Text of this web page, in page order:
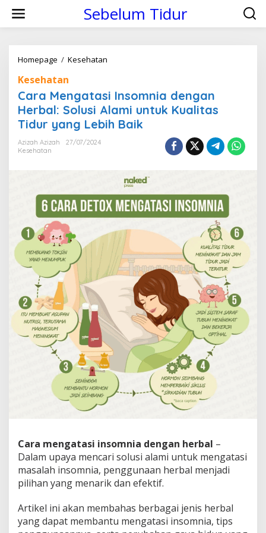
i
Sebelum Tidur
Homepage / Kesehatan
a
M
e
n
I
n
s
o
m
a
g
a
H
e
r
a
l
l
u
s
i
A
a
m
i
Kesehatan
Cara Mengatasi Insomnia dengan
Herbal: Solusi Alami untuk Kualitas
Tidur yang Lebih Baik
Azizah Azizah
27/07/2024
Kesehatan
Cara mengatasi insomnia dengan herbal –
Dalam upaya mencari solusi alami untuk mengatasi
masalah insomnia, penggunaan herbal menjadi
pilihan yang menarik dan efektif.
Artikel ini akan membahas berbagai jenis herbal
yang dapat membantu mengatasi insomnia, tips